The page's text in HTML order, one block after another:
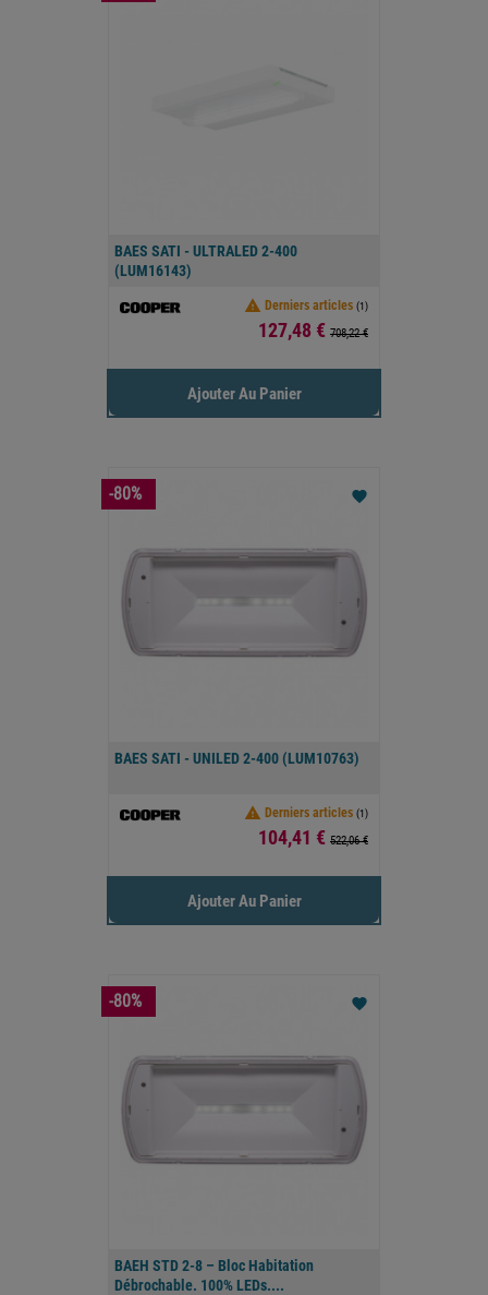
BAES SATI - ULTRALED 2-400
(LUM16143)
 Derniers articles (1)
Prix
127,48 € 708,22 €
Ajouter Au Panier
BAES SATI - UNILED 2-400 (LUM10763)
 Derniers articles (1)
Prix
104,41 € 522,06 €
favorite
Ajouter Au Panier
-80%
BAEH STD 2-8 – Bloc Habitation
Débrochable. 100% LEDs....
favorite
-80%